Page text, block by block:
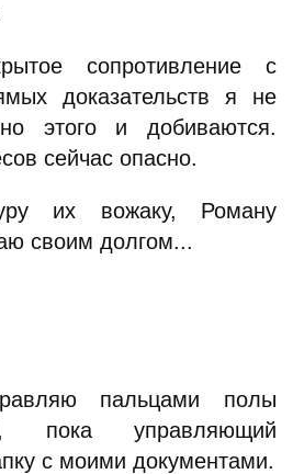
сопротивление с
доказательств я не
этого и добиваются.
сейчас опасно.
их вожаку, Роману
своим долгом...
пальцами полы
пока управляющий
с моими документами.